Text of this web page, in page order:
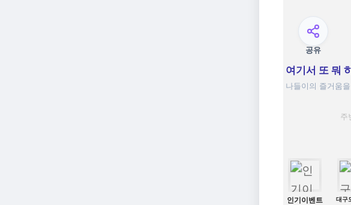
공유
여기서 또 뭐
나들이의 즐거움
주
인기이벤트 대구